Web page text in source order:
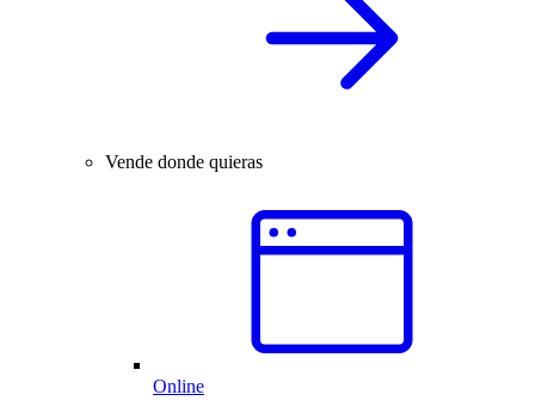
Vende donde quieras
Online